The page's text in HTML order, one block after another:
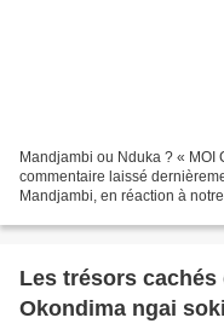
Mandjambi ou Nduka ? « MOI
commentaire laissé
Mandjambi, en réaction à
annees-60-78758816.html...
Les trésors cachés
Okondima ngai